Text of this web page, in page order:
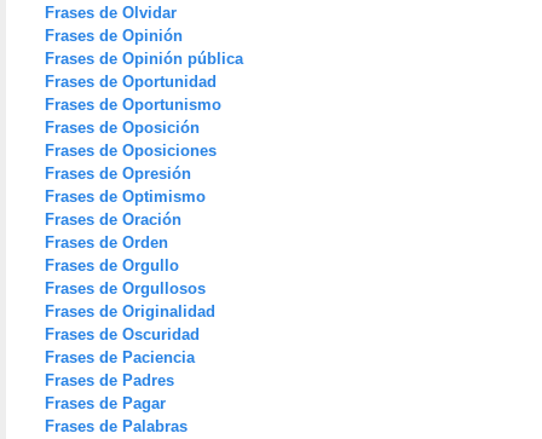
Frases de Olvidar
Frases de Opinión
Frases de Opinión pública
Frases de Oportunidad
Frases de Oportunismo
Frases de Oposición
Frases de Oposiciones
Frases de Opresión
Frases de Optimismo
Frases de Oración
Frases de Orden
Frases de Orgullo
Frases de Orgullosos
Frases de Originalidad
Frases de Oscuridad
Frases de Paciencia
Frases de Padres
Frases de Pagar
Frases de Palabras